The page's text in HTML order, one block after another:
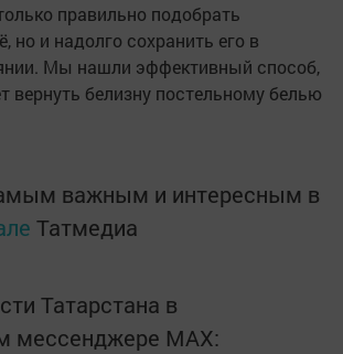
правильно подобрать
но и надолго сохранить его в
Мы нашли эффективный способ,
вернуть белизну постельному белью
важным и интересным в
Татмедиа
Татарстана в
мессенджере MАХ: